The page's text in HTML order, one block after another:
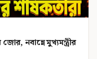
নবান্নে মুখ্যমন্ত্রীর